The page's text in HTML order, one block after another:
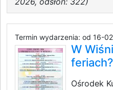
Termin wydarzenia: od 16-
W
feriach?
Ośrodek